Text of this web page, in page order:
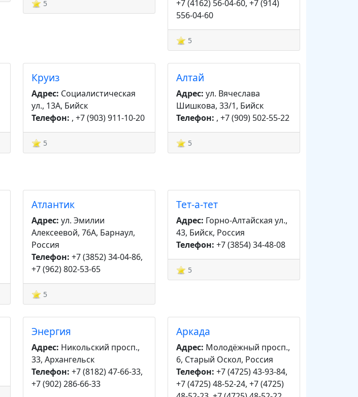
5
+7 (4162) 56-04-60, +7 (914)
556-04-60
5
Круиз
Адрес: Социалистическая
ул., 13А, Бийск
Телефон: , +7 (903) 911-10-20
5
Алтай
Адрес: ул. Вячеслава
Шишкова, 33/1, Бийск
Телефон: , +7 (909) 502-55-22
5
Атлантик
Адрес: ул. Эмилии
Алексеевой, 76А, Барнаул,
Россия
Телефон: +7 (3852) 34-04-86,
+7 (962) 802-53-65
5
Тет-а-тет
Адрес: Горно-Алтайская ул.,
43, Бийск, Россия
Телефон: +7 (3854) 34-48-08
5
Энергия
Адрес: Никольский просп.,
33, Архангельск
Телефон: +7 (8182) 47-66-33,
+7 (902) 286-66-33
Аркада
Адрес: Молодёжный просп.,
6, Старый Оскол, Россия
Телефон: +7 (4725) 43-93-84,
+7 (4725) 48-52-24, +7 (4725)